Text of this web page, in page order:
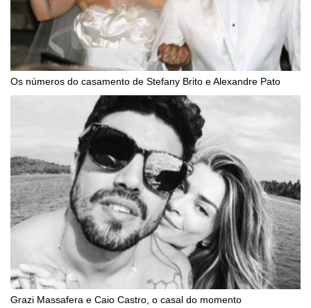
Os números do casamento de Stefany Brito e Alexandre Pato
Grazi Massafera e Caio Castro, o casal do momento